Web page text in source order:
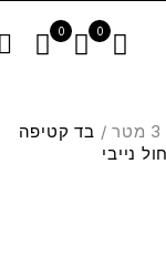
0
0
/ בד קטיפה